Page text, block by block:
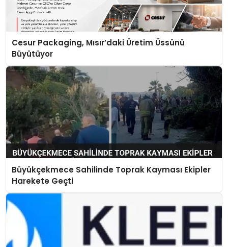
Cesur Packaging, Mısır’daki Üretim Üssünü
Büyütüyor
Büyükçekmece Sahilinde Toprak Kayması Ekipler
Harekete Geçti